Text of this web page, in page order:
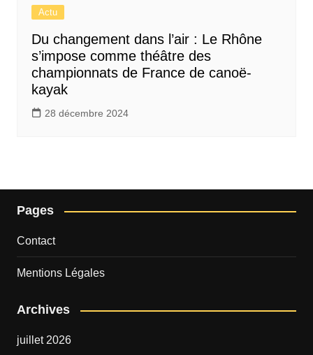
Actu
Du changement dans l’air : Le Rhône
s’impose comme théâtre des
championnats de France de canoë-
kayak
28 décembre 2024
Pages
Contact
Mentions Légales
Archives
juillet 2026